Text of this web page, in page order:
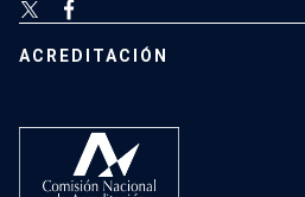
ACREDITACIÓN